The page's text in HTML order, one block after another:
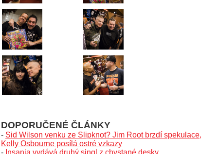
DOPORUČENÉ ČLÁNKY
- Sid Wilson venku ze Slipknot? Jim Root brzdí spekulace,
Kelly Osbourne posílá ostré vzkazy